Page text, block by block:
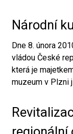
Národní
Dne 8. února
vládou České
která je
muzeum v Plzni